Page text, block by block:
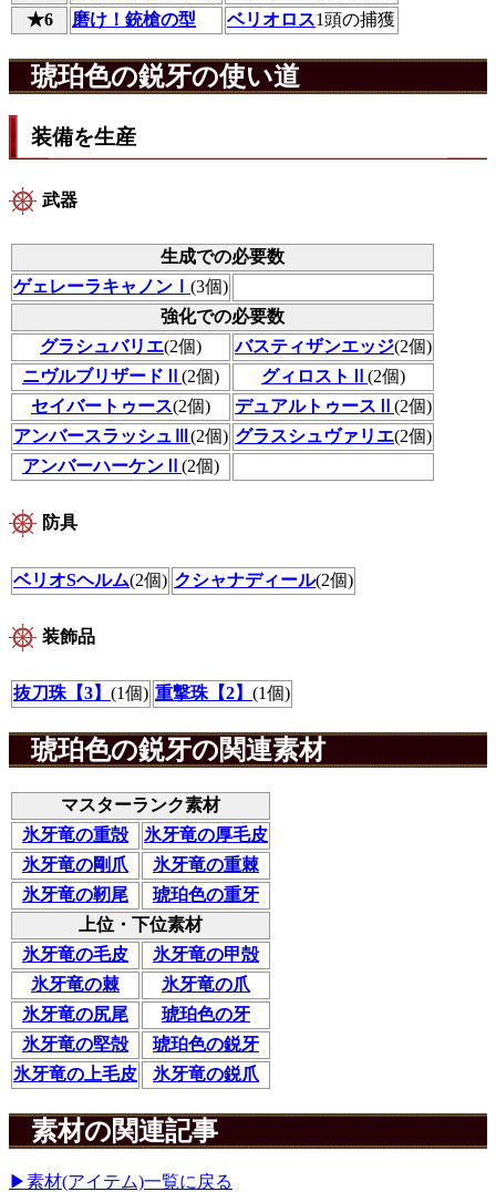
★6
磨け！銃槍の型 ベリオロス1頭の捕獲
琥珀色の鋭牙の使い道
装備を生産
武器
生成での必要数
ゲェレーラキャノンⅠ (3個)
強化での必要数
グラシュバリエ(2個) バスティザンエッジ(2個)
ニヴルブリザードⅡ (2個) グィロストⅡ (2個)
セイバートゥース(2個) デュアルトゥースⅡ (2個)
アンバースラッシュⅢ (2個) グラスシュヴァリエ(2個)
アンバーハーケンⅡ (2個)
防具
ベリオSヘルム(2個) クシャナディール(2個)
装飾品
抜刀珠【3】 (1個) 重撃珠【2】 (1個)
琥珀色の鋭牙の関連素材
マスターランク素材
氷牙竜の重殻
氷牙竜の厚毛皮
氷牙竜の剛爪
氷牙竜の重棘
氷牙竜の靭尾
琥珀色の重牙
上位・下位素材
氷牙竜の毛皮
氷牙竜の甲殻
氷牙竜の棘
氷牙竜の爪
氷牙竜の尻尾
琥珀色の牙
氷牙竜の堅殻
琥珀色の鋭牙
氷牙竜の上毛皮
氷牙竜の鋭爪
素材の関連記事
▶素材(アイテム)一覧に戻る